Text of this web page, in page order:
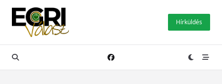
Skip
content
Hírküldés